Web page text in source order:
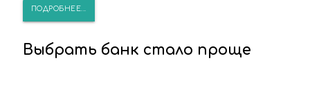
ПОДРОБНЕЕ...
Выбрать банк стало проще